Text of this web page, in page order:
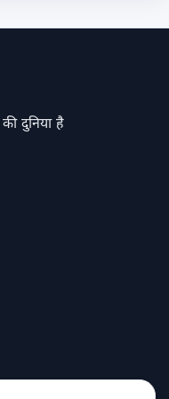
दुनिया है